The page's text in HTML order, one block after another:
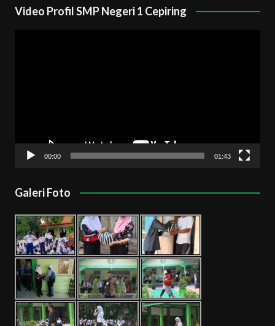
Video Profil SMP Negeri 1 Cepiring
00:00 01:43
Galeri Foto